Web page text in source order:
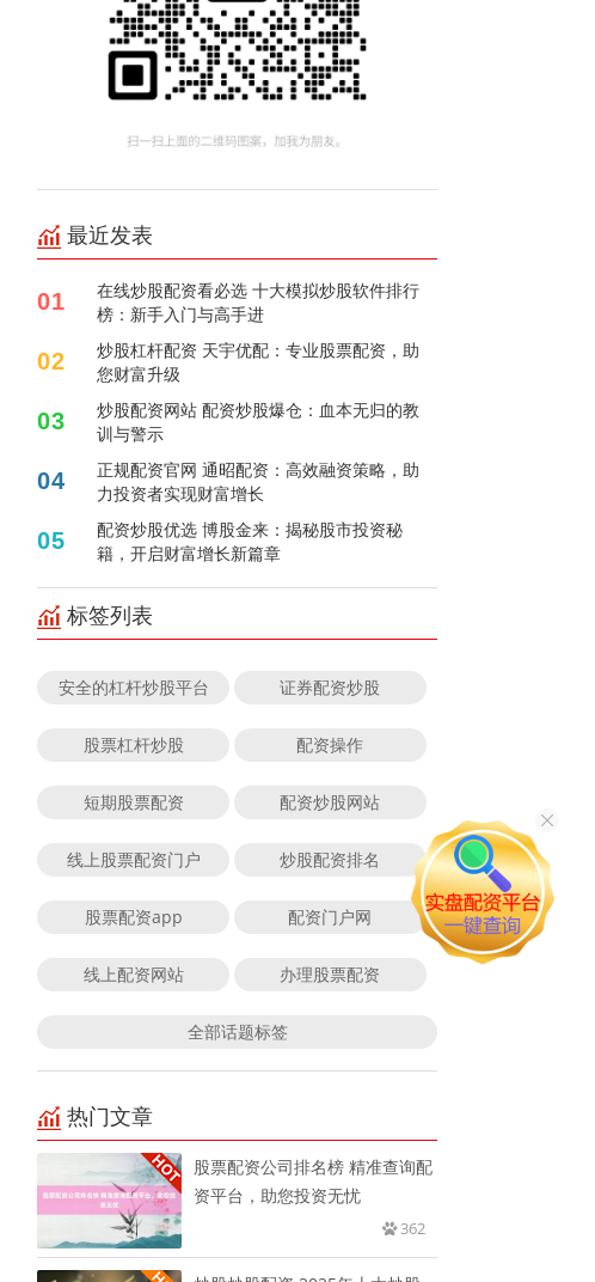
最近发表
01
在线炒股配资看必选 十大模拟炒股软件排行
榜：新手入门与高手进
02
炒股杠杆配资 天宇优配：专业股票配资，助
您财富升级
03
炒股配资网站 配资炒股爆仓：血本无归的教
训与警示
04
正规配资官网 通昭配资：高效融资策略，助
力投资者实现财富增长
05
配资炒股优选 博股金来：揭秘股市投资秘
籍，开启财富增长新篇章
标签列表
安全的杠杆炒股平台 证券配资炒股
股票杠杆炒股 配资操作
短期股票配资 配资炒股网站
线上股票配资门户 炒股配资排名
股票配资app 配资门户网
线上配资网站 办理股票配资
全部话题标签
热门文章
股票配资公司排名榜 精准查询配
资平台，助您投资无忧
362